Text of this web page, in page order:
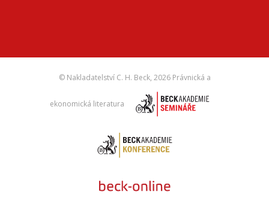
© Nakladatelství C. H. Beck, 2026 Právnická a
ekonomická literatura